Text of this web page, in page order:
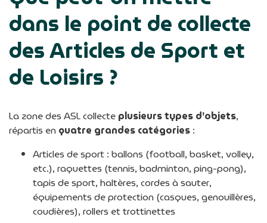
dans le point de collecte
des Articles de Sport et
de Loisirs ?
La zone des ASL collecte plusieurs types d’objets,
répartis en quatre grandes catégories :
Articles de sport : ballons (football, basket, volley,
etc.), raquettes (tennis, badminton, ping-pong),
tapis de sport, haltères, cordes à sauter,
équipements de protection (casques, genouillères,
coudières), rollers et trottinettes